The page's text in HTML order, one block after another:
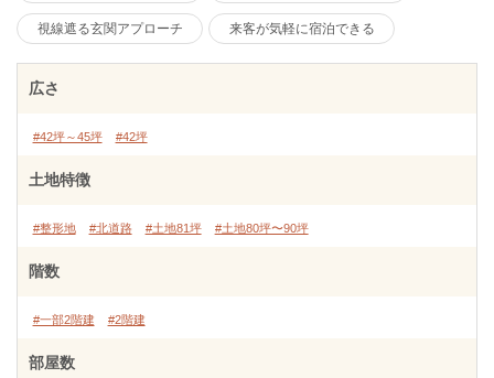
視線遮る玄関アプローチ 来客が気軽に宿泊できる
広さ
#42坪～45坪 #42坪
土地特徴
#整形地 #北道路 #土地81坪 #土地80坪〜90坪
階数
#一部2階建 #2階建
部屋数